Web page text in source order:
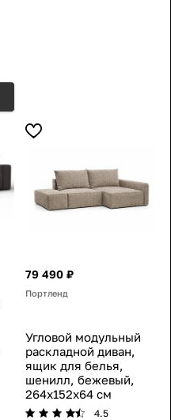
79 490 ₽
Портленд
Угловой модульный
раскладной диван,
ящик для белья,
шенилл, бежевый,
264x152x64 см
4.5